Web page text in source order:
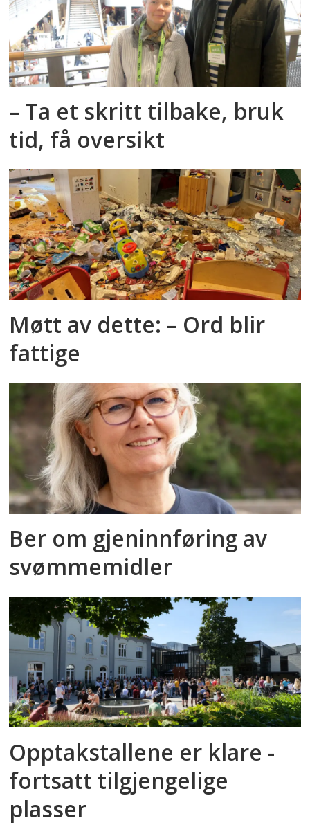
– Ta et skritt tilbake, bruk
tid, få oversikt
Møtt av dette: – Ord blir
fattige
Ber om gjeninnføring av
svømmemidler
Opptakstallene er klare -
fortsatt tilgjengelige
plasser